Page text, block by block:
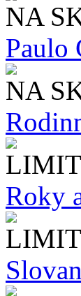
NA
Paulo
NA
Roky